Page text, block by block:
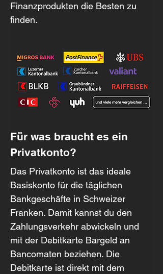
Finanzprodukten die Besten zu
finden.
Für was braucht es ein
Privatkonto?
Das Privatkonto ist das ideale
Basiskonto für die täglichen
Bankgeschäfte in Schweizer
Franken. Damit kannst du den
Zahlungsverkehr abwickeln und
mit der Debitkarte Bargeld an
Bancomaten beziehen. Die
Debitkarte ist direkt mit dem